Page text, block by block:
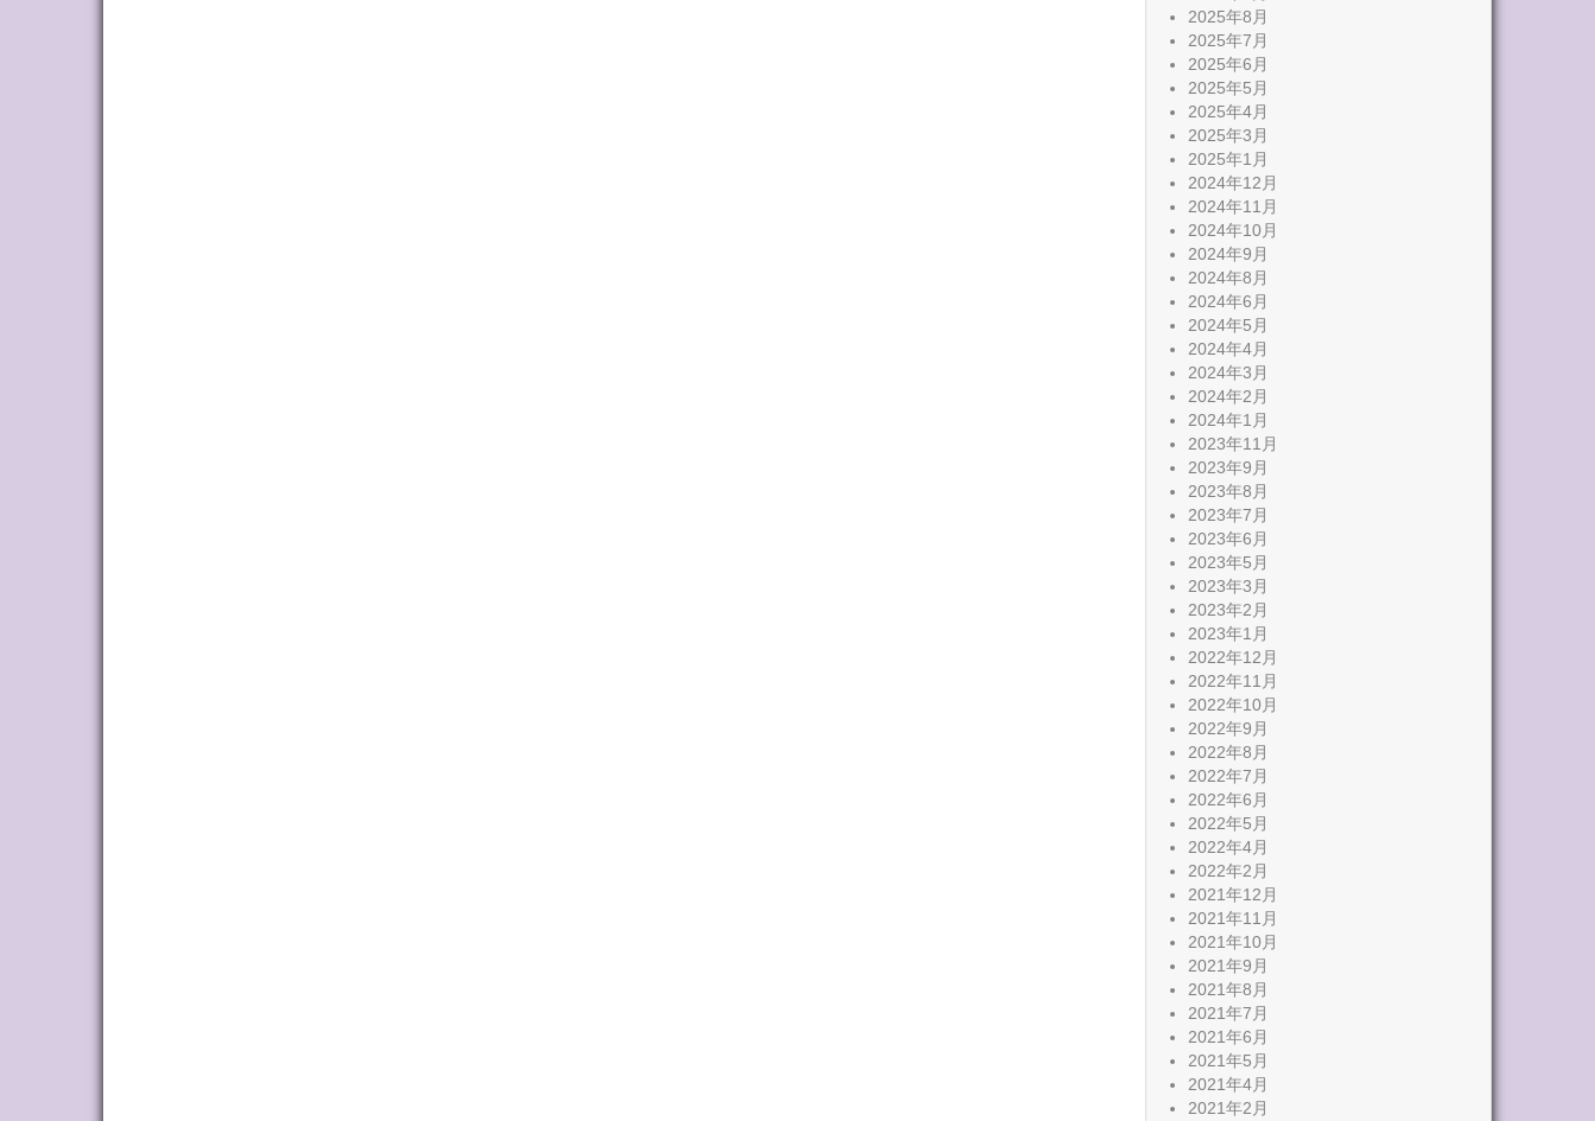
2025年8月
2025年7月
2025年6月
2025年5月
2025年4月
2025年3月
2025年1月
2024年12月
2024年11月
2024年10月
2024年9月
2024年8月
2024年6月
2024年5月
2024年4月
2024年3月
2024年2月
2024年1月
2023年11月
2023年9月
2023年8月
2023年7月
2023年6月
2023年5月
2023年3月
2023年2月
2023年1月
2022年12月
2022年11月
2022年10月
2022年9月
2022年8月
2022年7月
2022年6月
2022年5月
2022年4月
2022年2月
2021年12月
2021年11月
2021年10月
2021年9月
2021年8月
2021年7月
2021年6月
2021年5月
2021年4月
2021年2月